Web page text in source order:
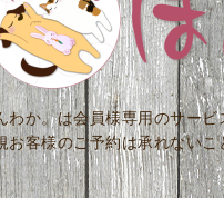
わか。は会員様専用のサービ
お客様のご予約は承れない